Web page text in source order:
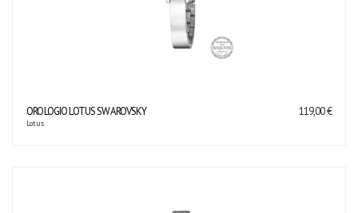
OROLOGIO LOTUS SWAROVSKY
Lotus
119,00 €